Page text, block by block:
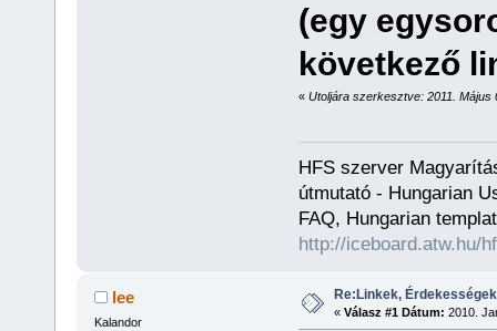
(egy
következő
« Utoljára szerkesztve: 2011. Május
HFS szerver
útmutató - Hungarian
FAQ, Hungarian
http://iceboard.atw.hu/
lee
Kalandor
Re:Linkek,
« Válasz #1 Dátum: 2010.